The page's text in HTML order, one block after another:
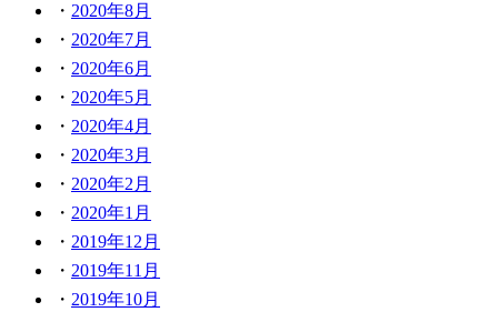
2020年8月
2020年7月
2020年6月
2020年5月
2020年4月
2020年3月
2020年2月
2020年1月
2019年12月
2019年11月
2019年10月